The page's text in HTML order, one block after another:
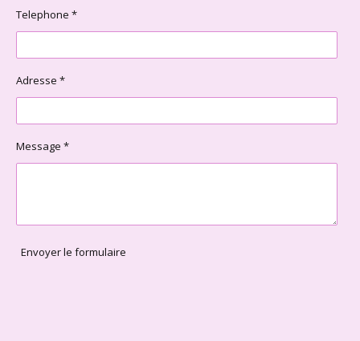
Telephone *
Adresse *
Message *
Envoyer le formulaire